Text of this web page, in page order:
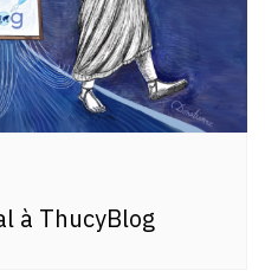
à ThucyBlog